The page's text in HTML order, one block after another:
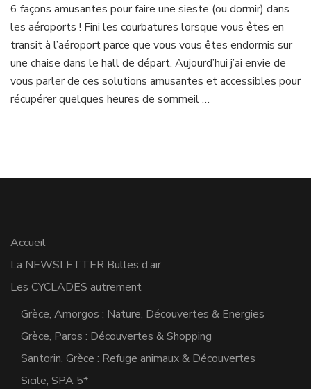
lieux
amusants
pour
faire
une
sieste
dans
6 façons amusantes pour faire une sieste (ou dormir) dans
les aéroports ! Fini les courbatures lorsque vous êtes en
transit à l’aéroport parce que vous vous êtes endormis sur
une chaise dans le hall de départ. Aujourd’hui j’ai envie de
vous parler de ces solutions amusantes et accessibles pour
récupérer quelques heures de sommeil …
Accueil
La NEWSLETTER Bulles d’air
Les CYCLADES autrement
Grèce, Amorgos : Nature, Découvertes & Energies
Grèce, Paros : Découvertes & Shopping
Santorin, Grèce : Refuge animaux & Découvertes
Sicile, SPA 5*